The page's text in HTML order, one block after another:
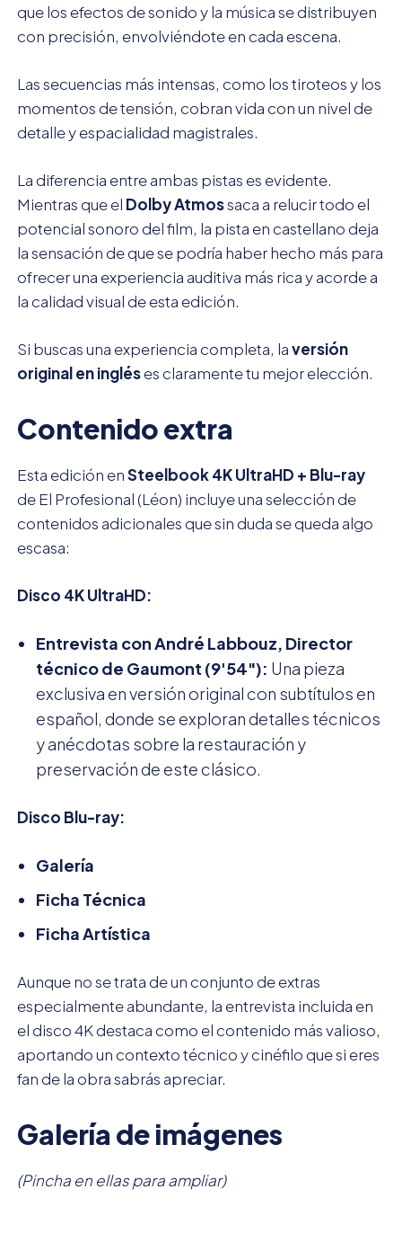
que los efectos de sonido y la música se distribuyen
con precisión, envolviéndote en cada escena.
Las secuencias más intensas, como los tiroteos y los
momentos de tensión, cobran vida con un nivel de
detalle y espacialidad magistrales.
La diferencia entre ambas pistas es evidente.
Mientras que el Dolby Atmossaca a relucir todo el
potencial sonoro del film, la pista en castellano deja
la sensación de que se podría haber hecho más para
ofrecer una experiencia auditiva más rica y acorde a
la calidad visual de esta edición.
Si buscas una experiencia completa, laversión
original en ingléses claramente tu mejor elección.
Contenido extra
Esta edición enSteelbook 4K UltraHD + Blu-ray
de El Profesional (Léon) incluye una selección de
contenidos adicionales que sin duda se queda algo
escasa:
Disco 4K UltraHD:
Entrevista con André Labbouz, Director
técnico de Gaumont (9'54"): Una pieza
exclusiva en versión original con subtítulos en
español, donde se exploran detalles técnicos
y anécdotas sobre la restauración y
preservación de este clásico.
Disco Blu-ray:
Galería
Ficha Técnica
Ficha Artística
Aunque no se trata de un conjunto de extras
especialmente abundante, la entrevista incluida en
el disco 4K destaca como el contenido más valioso,
aportando un contexto técnico y cinéfilo que si eres
fan de la obra sabrás apreciar.
Galería de imágenes
(Pincha en ellas para ampliar)